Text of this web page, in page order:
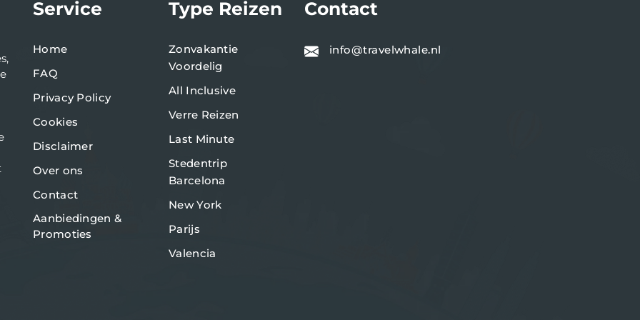
Service
Home
FAQ
Privacy Policy
Cookies
Disclaimer
Over ons
Contact
Aanbiedingen &
Promoties
Type Reizen
Zonvakantie
Voordelig
All Inclusive
Verre Reizen
Last Minute
Stedentrip
Barcelona
New York
Parijs
Valencia
Contact
info@travelwhale.nl